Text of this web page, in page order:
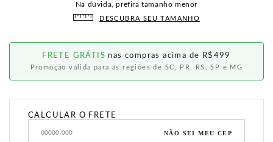
Na dúvida, prefira tamanho menor
DESCUBRA SEU TAMANHO
FRETE GRÁTIS nas compras acima de R$499
Promoção válida para as regiões de SC, PR, RS, SP e MG
CALCULAR O FRETE
NÃO SEI MEU CEP